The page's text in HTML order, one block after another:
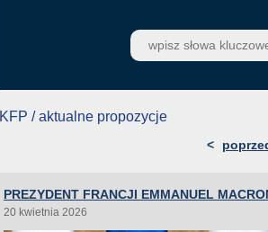
KFP / aktualne propozycje
<
PREZYDENT FRANCJI EMMANUEL
20 kwietnia 2026